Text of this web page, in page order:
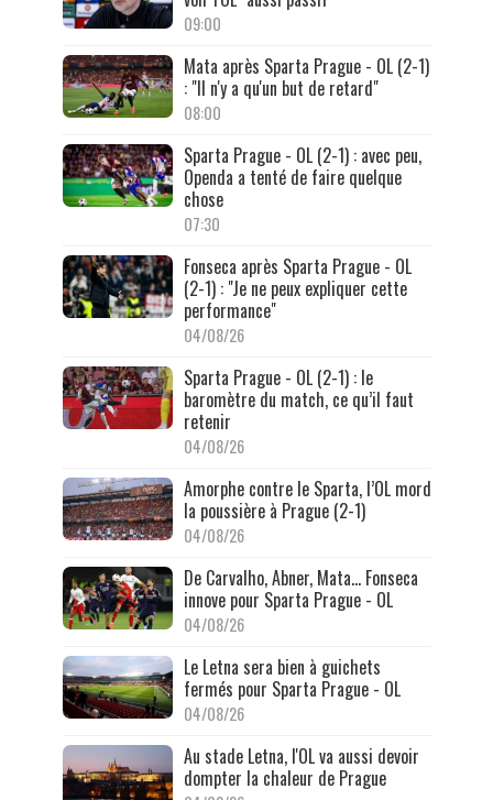
09:00
Mata après Sparta Prague - OL (2-1)
: "Il n'y a qu'un but de retard"
08:00
Sparta Prague - OL (2-1) : avec peu,
Openda a tenté de faire quelque
chose
07:30
Fonseca après Sparta Prague - OL
(2-1) : "Je ne peux expliquer cette
performance"
04/08/26
Sparta Prague - OL (2-1) : le
baromètre du match, ce qu’il faut
retenir
04/08/26
Amorphe contre le Sparta, l’OL mord
la poussière à Prague (2-1)
04/08/26
De Carvalho, Abner, Mata… Fonseca
innove pour Sparta Prague - OL
04/08/26
Le Letna sera bien à guichets
fermés pour Sparta Prague - OL
04/08/26
Au stade Letna, l'OL va aussi devoir
dompter la chaleur de Prague